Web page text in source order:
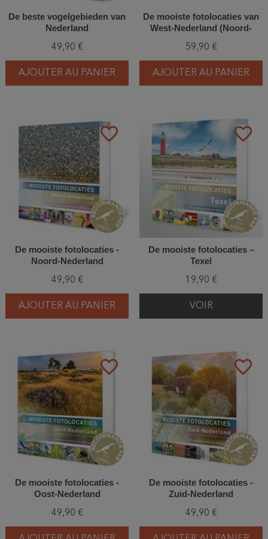
De beste vogelgebieden van
Nederland
49,90 €
AJOUTER AU PANIER
De mooiste fotolocaties van
West-Nederland (Noord-
Utrecht)
59,90 €
AJOUTER AU PANIER
favorite_border
De mooiste fotolocaties -
Noord-Nederland
49,90 €
AJOUTER AU PANIER
favorite_border
De mooiste fotolocaties –
Texel
19,90 €
VOIR
favorite_border
De mooiste fotolocaties -
Oost-Nederland
49,90 €
favorite_border
De mooiste fotolocaties -
Zuid-Nederland
49,90 €